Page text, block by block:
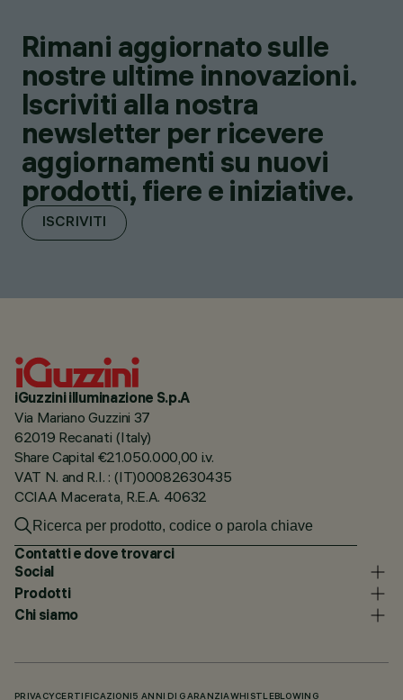
Rimani aggiornato sulle
nostre ultime innovazioni.
Iscriviti alla nostra
newsletter per ricevere
aggiornamenti su nuovi
prodotti, fiere e iniziative.
ISCRIVITI
iGuzzini illuminazione S.p.A
Via Mariano Guzzini 37
62019 Recanati (Italy)
Share Capital €21.050.000,00 i.v.
VAT N. and R.I. : (IT)00082630435
CCIAA Macerata, R.E.A. 40632
Contatti e dove trovarci
Social
Prodotti
Chi siamo
PRIVACY CERTIFICAZIONI 5 ANNI DI GARANZIAWHISTLEBLOWING